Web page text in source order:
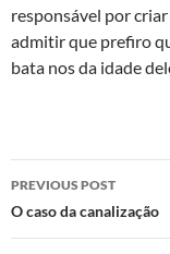
responsável por
admitir que prefiro
bata nos da idade
Post
navigation
PREVIOUS POST
O caso da canalização